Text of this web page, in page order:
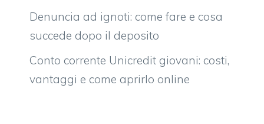
Denuncia ad ignoti: come fare e cosa
succede dopo il deposito
Conto corrente Unicredit giovani: costi,
vantaggi e come aprirlo online